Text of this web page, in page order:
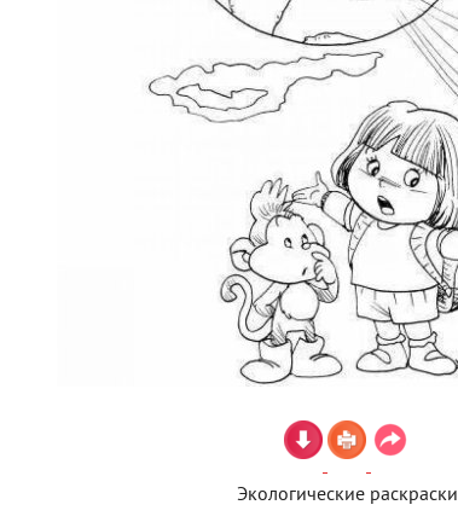
Экологические раскраски